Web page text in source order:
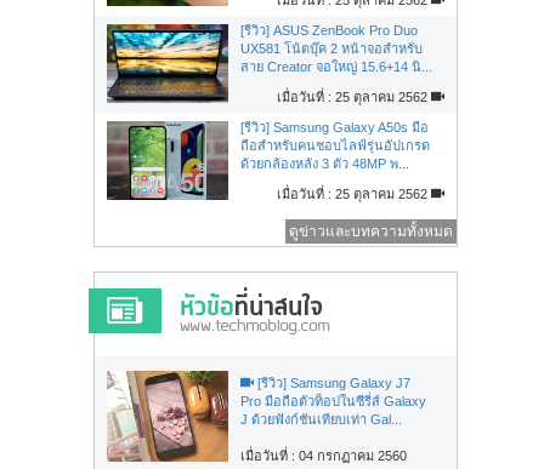
[รีวิว] ASUS ZenBook Pro Duo
UX581 โน้ตบุ๊ค 2 หน้าจอสำหรับ
สาย Creator จอใหญ่ 15.6+14 นิ...
เมื่อวันที่ : 25 ตุลาคม 2562
[รีวิว] Samsung Galaxy A50s มือ
ถือสำหรับคนชอบไลฟ์รุ่นอัปเกรด
ด้วยกล้องหลัง 3 ตัว 48MP พ...
เมื่อวันที่ : 25 ตุลาคม 2562
ดูข่าวและบทความทั้งหมด
[รีวิว] Samsung Galaxy J7
Pro มือถือตัวท็อปในซีรี่ส์ Galaxy
J ด้วยฟังก์ชันเทียบเท่า Gal...
เมื่อวันที่ : 04 กรกฏาคม 2560